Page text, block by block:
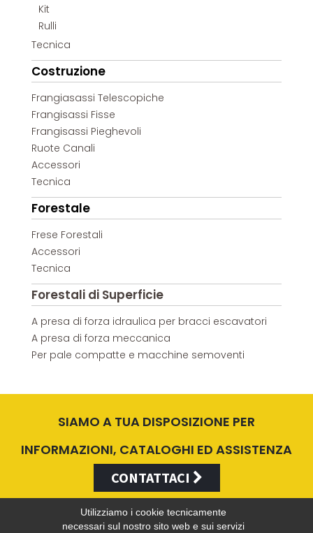
Kit
Rulli
Tecnica
Costruzione
Frangiasassi Telescopiche
Frangisassi Fisse
Frangisassi Pieghevoli
Ruote Canali
Accessori
Tecnica
Forestale
Frese Forestali
Accessori
Tecnica
Forestali di Superficie
A presa di forza idraulica per bracci escavatori
A presa di forza meccanica
Per pale compatte e macchine semoventi
SIAMO A TUA DISPOSIZIONE PER
INFORMAZIONI, CATALOGHI ED ASSISTENZA
CONTATTACI
Utilizziamo i cookie tecnicamente
necessari sul nostro sito web e sui servizi